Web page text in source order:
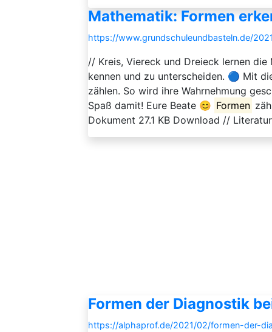
Mathematik: Formen
https://www.grundschuleundbasteln.de/
// Kreis, Viereck und Dreieck lernen
kennen und zu unterscheiden. 🔵 Mit
zählen. So wird ihre Wahrnehmung
Spaß damit! Eure Beate 😊 Formen
Dokument 27.1 KB Download //
Formen der Diagnostik
https://alphaprof.de/2021/02/formen-der-